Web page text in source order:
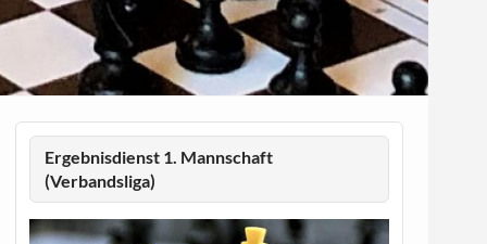
Ergebnisdienst 1. Mannschaft
(Verbandsliga)